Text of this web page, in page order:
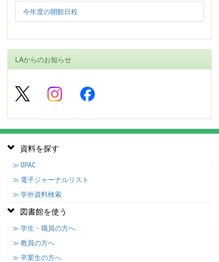
今年度の開館日程
LAからのお知らせ
資料を探す
≫ OPAC
≫ 電子ジャーナルリスト
≫ 学外資料検索
図書館を使う
≫ 学生・職員の方へ
≫ 教員の方へ
≫ 卒業生の方へ